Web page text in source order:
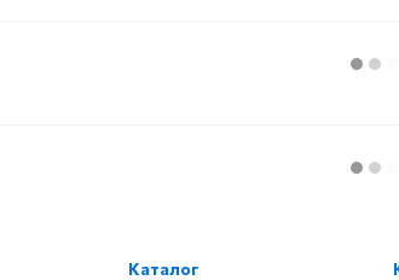
Каталог